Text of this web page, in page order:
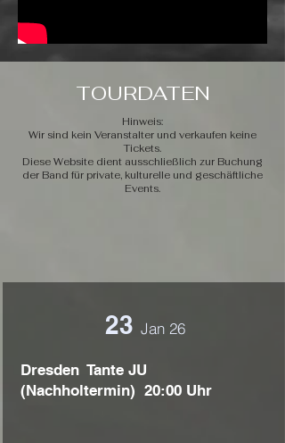
TOURDATEN
Hinweis:
Wir sind kein Veranstalter und verkaufen keine
Tickets.
Diese Website dient ausschließlich zur Buchung
der Band für private, kulturelle und geschäftliche
Events.
23 Jan 26
Dresden Tante JU
(Nachholtermin) 20:00 Uhr